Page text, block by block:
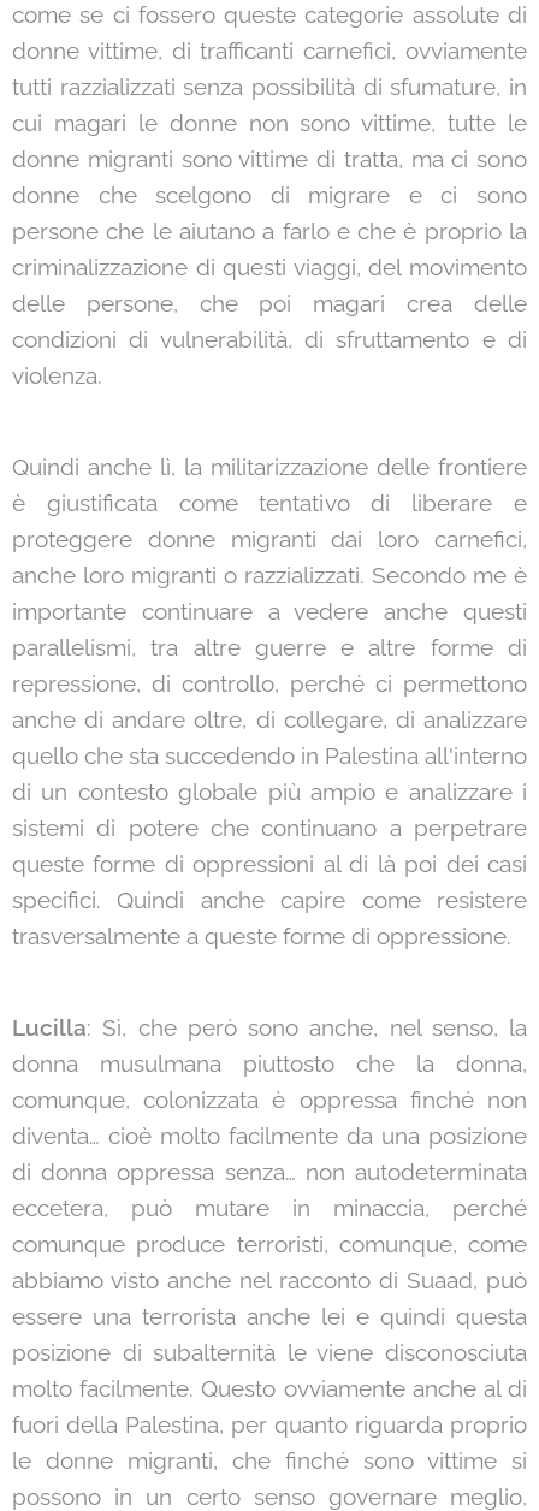
come se ci fossero queste categorie assolute di
donne vittime, di trafficanti carnefici, ovviamente
tutti razzializzati senza possibilità di sfumature, in
cui magari le donne non sono vittime, tutte le
donne migranti sono vittime di tratta, ma ci sono
donne che scelgono di migrare e ci sono
persone che le aiutano a farlo e che è proprio la
criminalizzazione di questi viaggi, del movimento
delle persone, che poi magari crea delle
condizioni di vulnerabilità, di sfruttamento e di
violenza.
Quindi anche lì, la militarizzazione delle frontiere
è giustificata come tentativo di liberare e
proteggere donne migranti dai loro carnefici,
anche loro migranti o razzializzati. Secondo me è
importante continuare a vedere anche questi
parallelismi, tra altre guerre e altre forme di
repressione, di controllo, perché ci permettono
anche di andare oltre, di collegare, di analizzare
quello che sta succedendo in Palestina all'interno
di un contesto globale più ampio e analizzare i
sistemi di potere che continuano a perpetrare
queste forme di oppressioni al di là poi dei casi
specifici. Quindi anche capire come resistere
trasversalmente a queste forme di oppressione.
Lucilla: Sì, che però sono anche, nel senso, la
donna musulmana piuttosto che la donna,
comunque, colonizzata è oppressa finché non
diventa… cioè molto facilmente da una posizione
di donna oppressa senza… non autodeterminata
eccetera, può mutare in minaccia, perché
comunque produce terroristi, comunque, come
abbiamo visto anche nel racconto di Suaad, può
essere una terrorista anche lei e quindi questa
posizione di subalternità le viene disconosciuta
molto facilmente. Questo ovviamente anche al di
fuori della Palestina, per quanto riguarda proprio
le donne migranti, che finché sono vittime si
possono in un certo senso governare meglio,